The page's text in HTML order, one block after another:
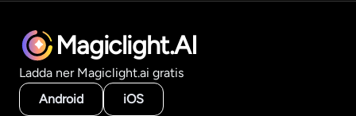
Magiclight.AI
Ladda ner Magiclight.ai gratis
Android
iOS